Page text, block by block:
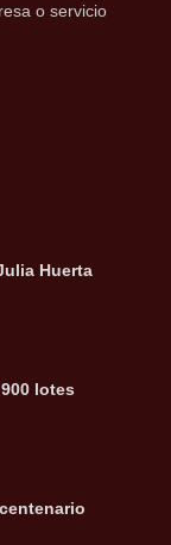
o servicio
Huerta
lotes